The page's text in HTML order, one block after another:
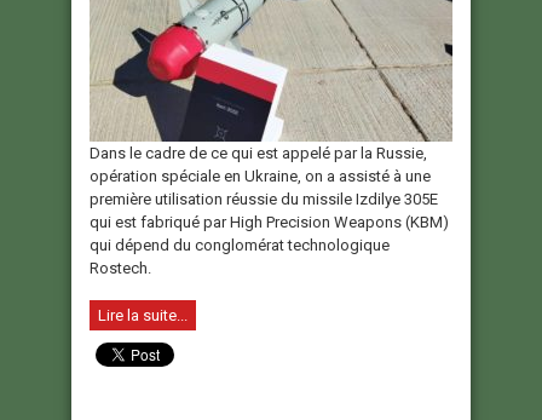
Dans le cadre de ce qui est appelé par la Russie,
opération spéciale en Ukraine, on a assisté à une
première utilisation réussie du missile Izdilye 305E
qui est fabriqué par High Precision Weapons (KBM)
qui dépend du conglomérat technologique
Rostech.
Lire la suite...